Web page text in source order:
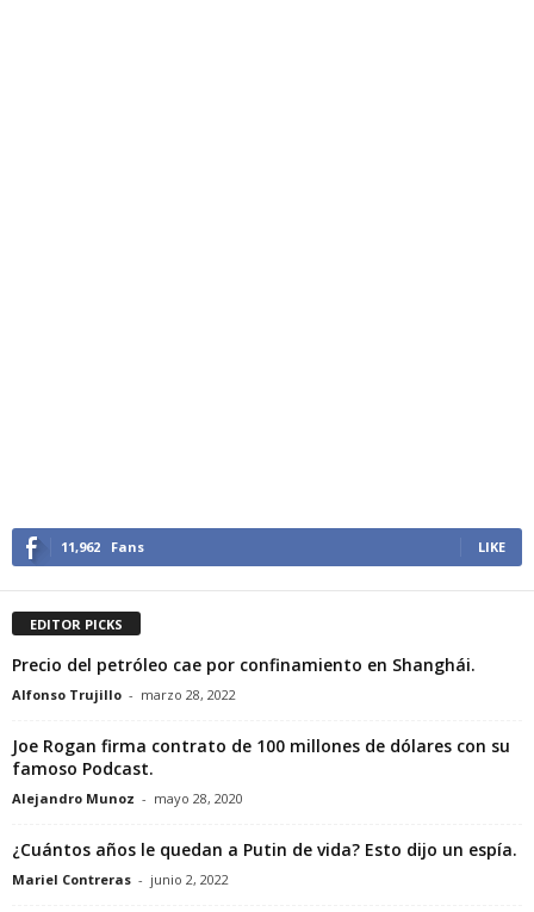
11,962 Fans LIKE
EDITOR PICKS
Precio del petróleo cae por confinamiento en Shanghái.
Alfonso Trujillo - marzo 28, 2022
Joe Rogan firma contrato de 100 millones de dólares con su
famoso Podcast.
Alejandro Munoz - mayo 28, 2020
¿Cuántos años le quedan a Putin de vida? Esto dijo un espía.
Mariel Contreras - junio 2, 2022